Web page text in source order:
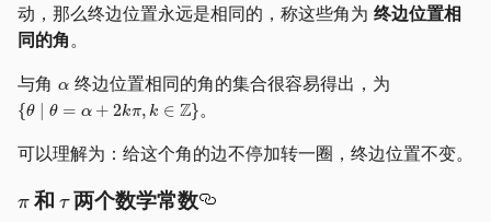
动，那么终边位置永远是相同的，称这些角为 终边位置相
同的角 。
与角
终边位置相同的角的集合很容易得出，为
。
可以理解为：给这个角的边不停加转一圈，终边位置不变。
和 两个数学常数